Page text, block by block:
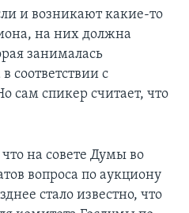
и возникают какие-то
на них должна
занималась
соответствии с
сам спикер считает, что
на совете Думы во
вопроса по аукциону
стало известно, что